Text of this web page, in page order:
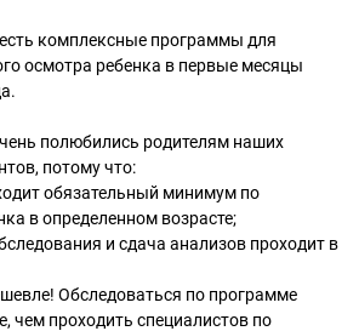
комплексные программы для
осмотра ребенка в первые месяцы
полюбились родителям наших
потому что:
обязательный минимум по
в определенном возрасте;
и сдача анализов проходит в
Обследоваться по программе
чем проходить специалистов по